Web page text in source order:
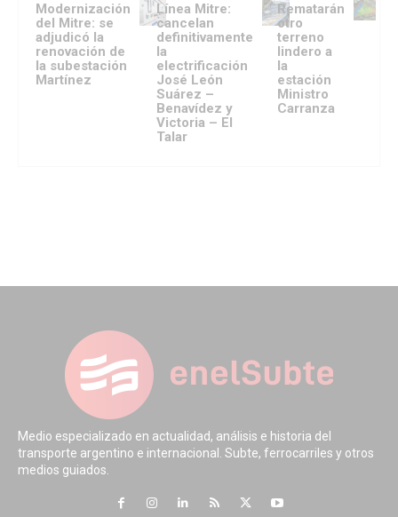
Modernización
del Mitre: se
adjudicó la
renovación de
la subestación
Martínez
Línea Mitre:
cancelan
definitivamente
la
electrificación
José León
Suárez –
Benavídez y
Victoria – El
Talar
Rematarán
otro
terreno
lindero a
la
estación
Ministro
Carranza
Medio especializado en actualidad, análisis e historia del
transporte argentino e internacional. Subte, ferrocarriles y otros
medios guiados.